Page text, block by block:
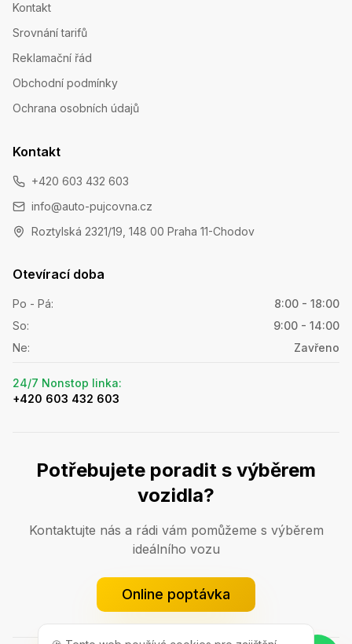
Kontakt
Srovnání tarifů
Reklamační řád
Obchodní podmínky
Ochrana osobních údajů
Kontakt
+420 603 432 603
info@auto-pujcovna.cz
Roztylská 2321/19, 148 00 Praha 11-Chodov
Otevírací doba
Po - Pá:
8:00 - 18:00
So:
9:00 - 14:00
Ne: Zavřeno
24/7 Nonstop linka:
+420 603 432 603
Potřebujete poradit s výběrem
vozidla?
Kontaktujte nás a rádi vám pomůžeme s výběrem
ideálního vozu
Online poptávka